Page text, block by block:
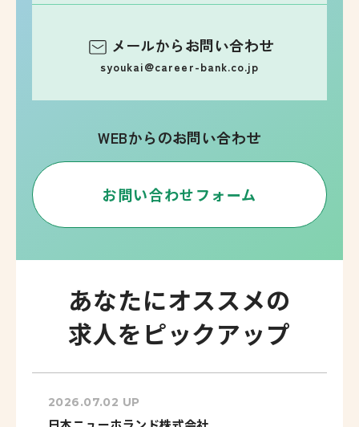
メールからお問い合わせ
syoukai@career-bank.co.jp
WEBからのお問い合わせ
お問い合わせフォーム
あなたにオススメの
求人をピックアップ
2026.07.02 UP